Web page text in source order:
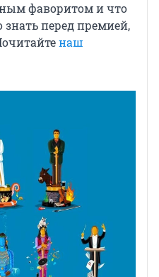
фаворитом и что
перед премией,
наш